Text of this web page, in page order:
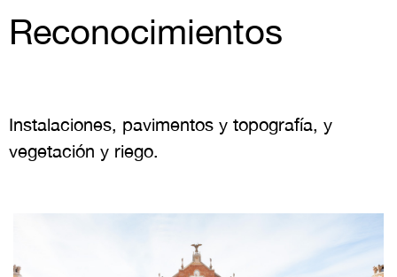
Reconocimientos
Instalaciones, pavimentos y topografía, y
vegetación y riego.